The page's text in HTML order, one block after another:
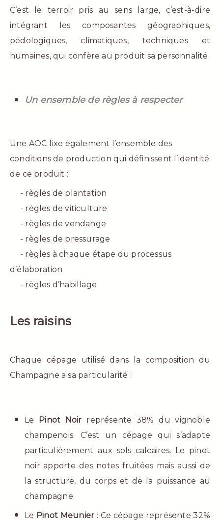
C’est le terroir pris au sens large, c’est-à-dire
intégrant les composantes géographiques,
pédologiques, climatiques, techniques et
humaines, qui confère au produit sa personnalité.
Un ensemble de règles à respecter
Une AOC fixe également l’ensemble des
conditions de production qui définissent l’identité
de ce produit :
- règles de plantation
- règles de viticulture
- règles de vendange
- règles de pressurage
- règles à chaque étape du processus
d’élaboration
- règles d’habillage
Les raisins
Chaque cépage utilisé dans la composition du
Champagne a sa particularité :
Le Pinot Noir représente 38% du vignoble
champenois. C’est un cépage qui s’adapte
particulièrement aux sols calcaires. Le pinot
noir apporte des notes fruitées mais aussi de
la structure, du corps et de la puissance au
champagne.
Le Pinot Meunier : Ce cépage représente 32%